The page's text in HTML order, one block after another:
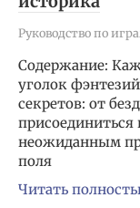
Руководство по
Содержание:
уголок
секретов: от
присоединиться
неожиданным
поля
Читать